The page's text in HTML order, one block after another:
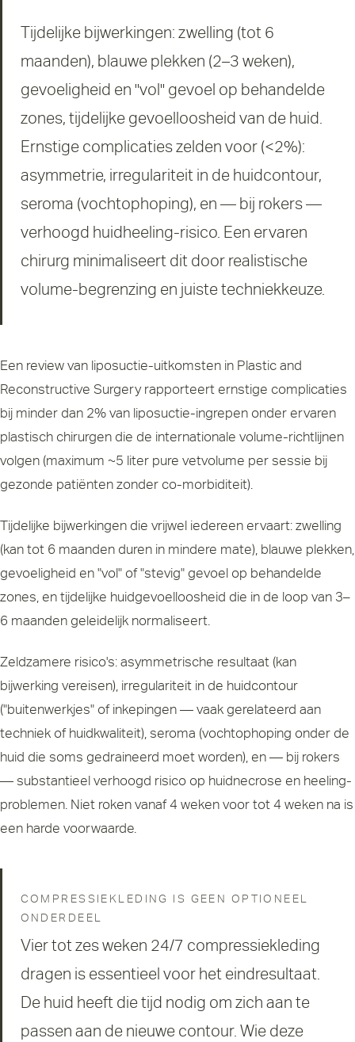
Tijdelijke bijwerkingen: zwelling (tot 6
maanden), blauwe plekken (2–3 weken),
gevoeligheid en "vol" gevoel op behandelde
zones, tijdelijke gevoelloosheid van de huid.
Ernstige complicaties zelden voor (<2%):
asymmetrie, irregulariteit in de huidcontour,
seroma (vochtophoping), en — bij rokers —
verhoogd huidheeling-risico. Een ervaren
chirurg minimaliseert dit door realistische
volume-begrenzing en juiste techniekkeuze.
Een review van liposuctie-uitkomsten in Plastic and
Reconstructive Surgeryrapporteert ernstige complicaties
bij minder dan 2% van liposuctie-ingrepen onder ervaren
plastisch chirurgen die de internationale volume-richtlijnen
volgen (maximum ~5 liter pure vetvolume per sessie bij
gezonde patiënten zonder co-morbiditeit).
Tijdelijke bijwerkingen die vrijwel iedereen ervaart: zwelling
(kan tot 6 maanden duren in mindere mate), blauwe plekken,
gevoeligheid en "vol" of "stevig" gevoel op behandelde
zones, en tijdelijke huidgevoelloosheid die in de loop van 3–
6 maanden geleidelijk normaliseert.
Zeldzamere risico's: asymmetrische resultaat (kan
bijwerking vereisen), irregulariteit in de huidcontour
("buitenwerkjes" of inkepingen — vaak gerelateerd aan
techniek of huidkwaliteit), seroma (vochtophoping onder de
huid die soms gedraineerd moet worden), en — bij rokers
— substantieel verhoogd risico op huidnecrose en heeling-
problemen. Niet roken vanaf 4 weken voor tot 4 weken na is
een harde voorwaarde.
COMPRESSIEKLEDING IS GEEN OPTIONEEL
ONDERDEEL
Vier tot zes weken 24/7 compressiekleding
dragen is essentieel voor het eindresultaat.
De huid heeft die tijd nodig om zich aan te
passen aan de nieuwe contour. Wie deze